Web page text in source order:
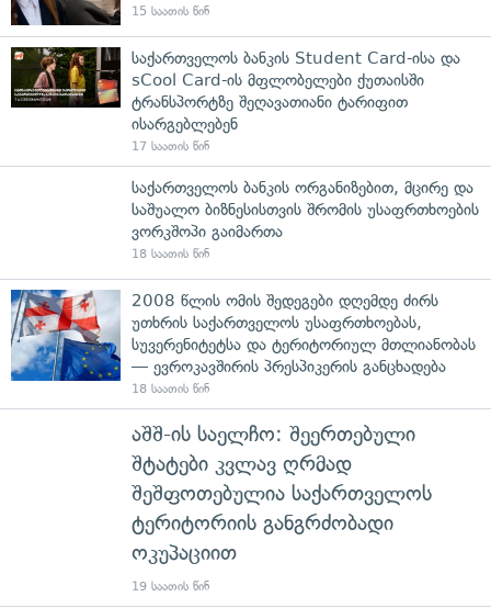
15 საათის წინ
საქართველოს ბანკის Student Card-ისა და
sCool Card-ის მფლობელები ქუთაისში
ტრანსპორტზე შეღავათიანი ტარიფით
ისარგებლებენ
17 საათის წინ
საქართველოს ბანკის ორგანიზებით, მცირე და
საშუალო ბიზნესისთვის შრომის უსაფრთხოების
ვორკშოპი გაიმართა
18 საათის წინ
2008 წლის ომის შედეგები დღემდე ძირს
უთხრის საქართველოს უსაფრთხოებას,
სუვერენიტეტსა და ტერიტორიულ მთლიანობას
— ევროკავშირის პრესპიკერის განცხადება
18 საათის წინ
აშშ-ის საელჩო: შეერთებული
შტატები კვლავ ღრმად
შეშფოთებულია საქართველოს
ტერიტორიის განგრძობადი
ოკუპაციით
19 საათის წინ